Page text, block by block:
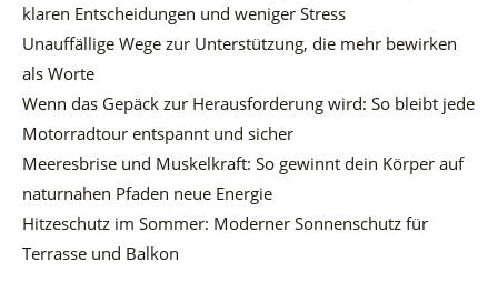
klaren Entscheidungen und weniger Stress
Unauffällige Wege zur Unterstützung, die mehr bewirken
als Worte
Wenn das Gepäck zur Herausforderung wird: So bleibt jede
Motorradtour entspannt und sicher
Meeresbrise und Muskelkraft: So gewinnt dein Körper auf
naturnahen Pfaden neue Energie
Hitzeschutz im Sommer: Moderner Sonnenschutz für
Terrasse und Balkon